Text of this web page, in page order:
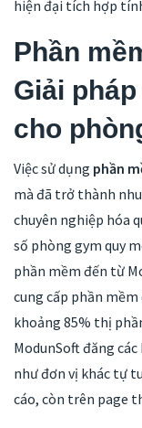
hiện đại tích hợp
Phần
Giải
cho
Việc sử dụng phần
mà đã trở thành
chuyên nghiệp hóa
số phòng gym quy
phần mềm đến từ
cung cấp phần
khoảng 85% thị
ModunSoft đăng
như đơn vị khác tự
cáo, còn trên page